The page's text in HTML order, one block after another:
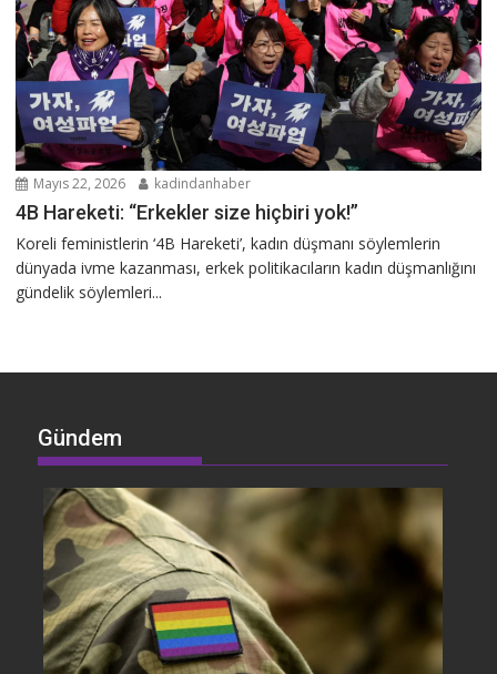
Mayıs 22, 2026 kadindanhaber
4B Hareketi: “Erkekler size hiçbiri yok!”
Koreli feministlerin ‘4B Hareketi’, kadın düşmanı söylemlerin
dünyada ivme kazanması, erkek politikacıların kadın düşmanlığını
gündelik söylemleri...
Gündem